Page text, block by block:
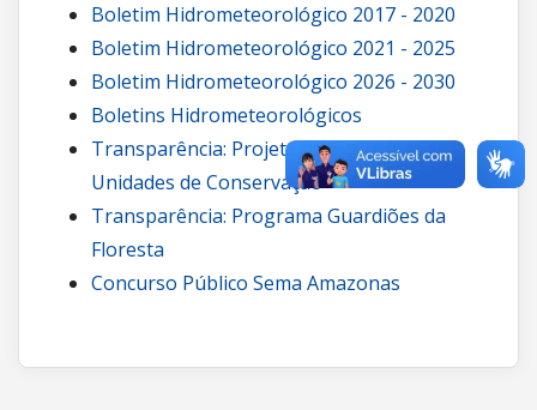
Boletim Hidrometeorológico 2017 - 2020
Boletim Hidrometeorológico 2021 - 2025
Boletim Hidrometeorológico 2026 - 2030
Boletins Hidrometeorológicos
Transparência: Projetos de carbono em
Unidades de Conservação
Transparência: Programa Guardiões da
Floresta
Concurso Público Sema Amazonas